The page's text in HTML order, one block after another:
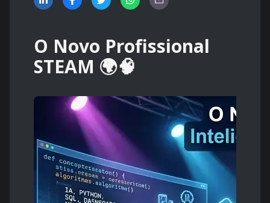
O Novo Profissional
STEAM 🌍🧠